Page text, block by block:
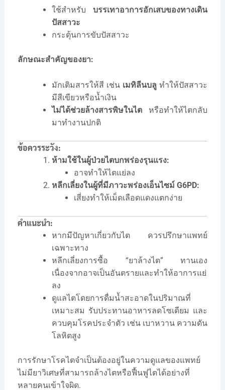
ใช้สำหรับบรรเทาอาการอักเสบของทางเดิน
ปัสสาวะ
กระตุ้นการขับปัสสาวะ
ลักษณะสำคัญของยา:
มักเติมสารให้สี เช่น เมทิลีนบลู ทำให้ปัสสาวะ
มีสีเขียวหรือน้ำเงิน
ไม่ได้ช่วยล้างสารพิษในไตหรือทำให้ไตกลับ
มาทำงานปกติ
ข้อควรระวัง:
ห้ามใช้ในผู้ป่วยไตบกพร่องรุนแรง:
อาจทำให้ไตแย่ลง
หลีกเลี่ยงในผู้ที่มีภาวะพร่องเอ็นไซม์ G6PD:
เสี่ยงทำให้เม็ดเลือดแดงแตกง่าย
คำแนะนำ:
หากมีปัญหาเกี่ยวกับไต ควรปรึกษาแพทย์
เฉพาะทาง
หลีกเลี่ยงการซื้อ “ยาล้างไต” ทานเอง
เนื่องจากอาจเป็นอันตรายและทำให้อาการแย่
ลง
ดูแลไตโดยการดื่มน้ำสะอาดในปริมาณที่
เหมาะสม รับประทานอาหารลดโซเดียม และ
ควบคุมโรคประจำตัว เช่น เบาหวาน ความดัน
โลหิตสูง
การรักษาโรคไตจำเป็นต้องอยู่ในความดูแลของแพทย์
ไม่มียาวิเศษที่สามารถล้างไตหรือฟื้นฟูไตได้อย่างที่
หลายคนเข้าใจผิด.